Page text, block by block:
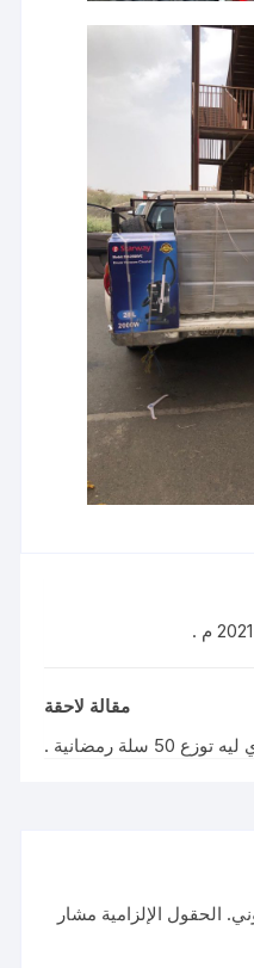
مقالة لاحقة
سلة رمضانية .
الحقول الإلزامية مشار